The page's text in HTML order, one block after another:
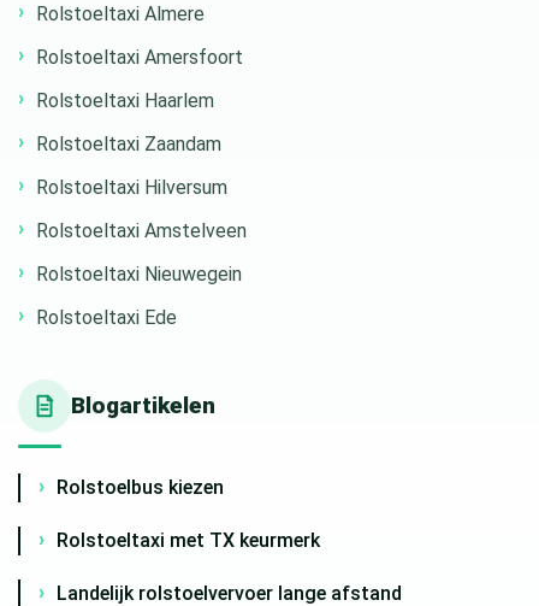
Rolstoeltaxi Almere
Rolstoeltaxi Amersfoort
Rolstoeltaxi Haarlem
Rolstoeltaxi Zaandam
Rolstoeltaxi Hilversum
Rolstoeltaxi Amstelveen
Rolstoeltaxi Nieuwegein
Rolstoeltaxi Ede
Blogartikelen
Rolstoelbus kiezen
Rolstoeltaxi met TX keurmerk
Landelijk rolstoelvervoer lange afstand